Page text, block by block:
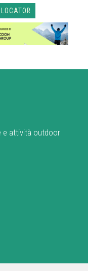
e attività outdoor